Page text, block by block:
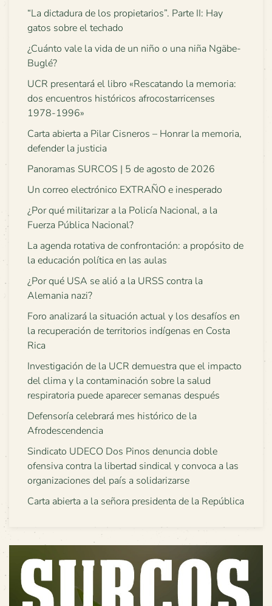
“La dictadura de los propietarios”. Parte II: Hay
gatos sobre el techado
¿Cuánto vale la vida de un niño o una niña Ngäbe-
Buglé?
UCR presentará el libro «Rescatando la memoria:
dos encuentros históricos afrocostarricenses
1978-1996»
Carta abierta a Pilar Cisneros – Honrar la memoria,
defender la justicia
Panoramas SURCOS | 5 de agosto de 2026
Un correo electrónico EXTRAÑO e inesperado
¿Por qué militarizar a la Policía Nacional, a la
Fuerza Pública Nacional?
La agenda rotativa de confrontación: a propósito de
la educación política en las aulas
¿Por qué USA se alió a la URSS contra la
Alemania nazi?
Foro analizará la situación actual y los desafíos en
la recuperación de territorios indígenas en Costa
Rica
Investigación de la UCR demuestra que el impacto
del clima y la contaminación sobre la salud
respiratoria puede aparecer semanas después
Defensoría celebrará mes histórico de la
Afrodescendencia
Sindicato UDECO Dos Pinos denuncia doble
ofensiva contra la libertad sindical y convoca a las
organizaciones del país a solidarizarse
Carta abierta a la señora presidenta de la República